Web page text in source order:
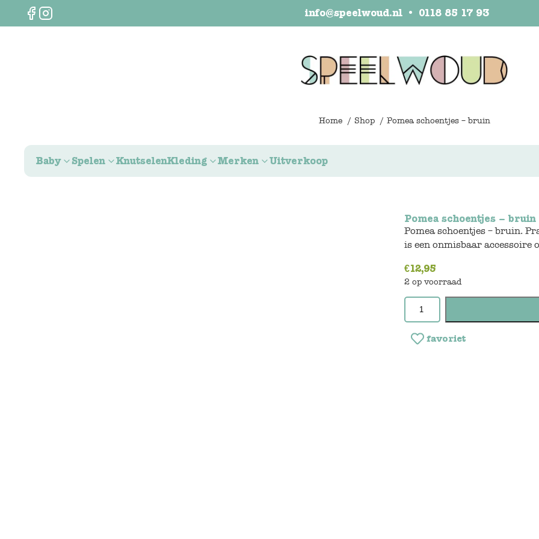
info@speelwoud.nl • 0118 85 17 93
Home Shop Pomea schoentjes – bruin
Baby Spelen KnutselenKleding Merken Uitverkoop
Pomea schoentjes – bruin
Pomea schoentjes – bruin.
is een onmisbaar accessoire
€12,95
2 op voorraad
favoriet